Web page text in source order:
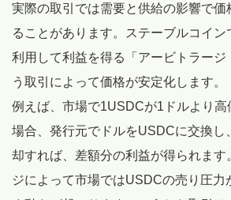
実際の取引では需要と供給の影響で価
ることがあります。ステーブルコイ
利用して利益を得る「アービトラージ
う取引によって価格が安定化します。
例えば、市場で1USDCが1ドルより高
場合、発行元でドルをUSDCに交換し
却すれば、差額分の利益が得られます
ジによって市場ではUSDCの売り圧力